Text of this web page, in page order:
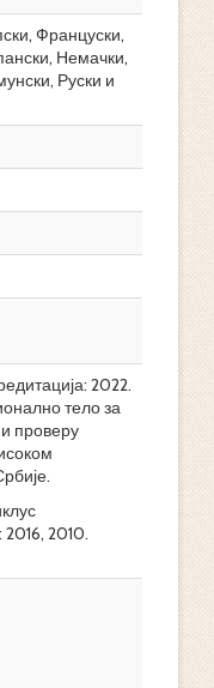
Француски,
Немачки,
Руски и
2022.
тело за
проверу
2016, 2010.